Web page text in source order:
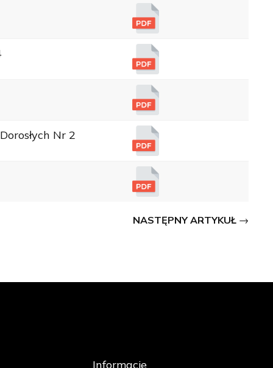
Nr 2
NASTĘPNY ARTYKUŁ
Informacje